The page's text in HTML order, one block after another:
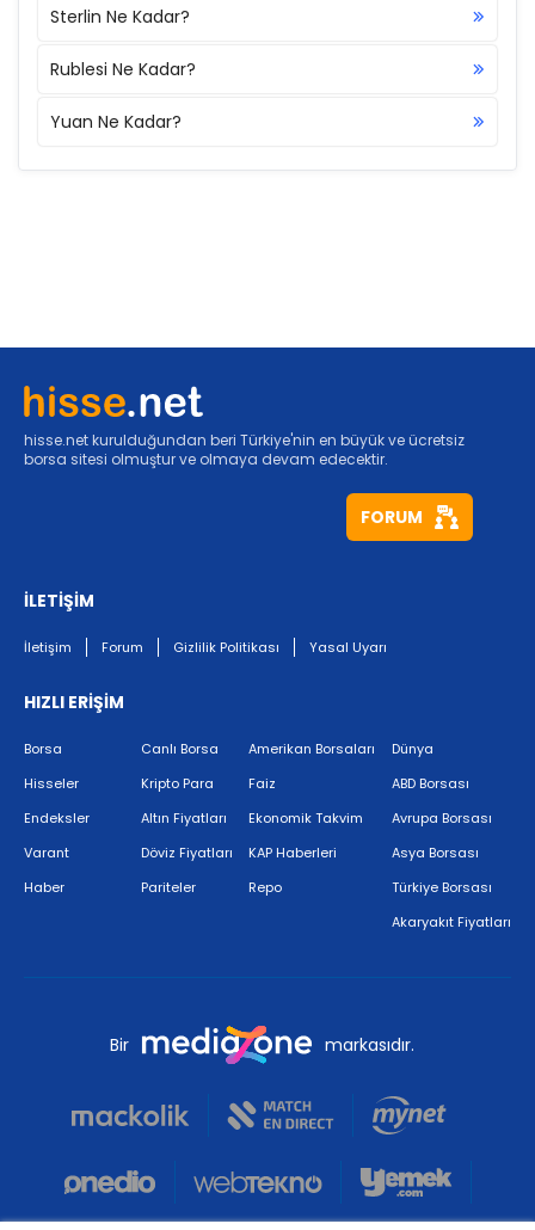
Sterlin Ne Kadar?
Rublesi Ne Kadar?
Yuan Ne Kadar?
hisse.net kurulduğundan beri Türkiye'nin en büyük ve ücretsiz
borsa sitesi olmuştur ve olmaya devam edecektir.
FORUM
İLETİŞİM
İletişim Forum Gizlilik Politikası Yasal Uyarı
HIZLI ERİŞİM
Borsa
Hisseler
Endeksler
Varant
Haber
Canlı Borsa
Kripto Para
Altın Fiyatları
Döviz Fiyatları
Pariteler
Amerikan Borsaları
Faiz
Ekonomik Takvim
KAP Haberleri
Repo
Dünya
ABD Borsası
Avrupa Borsası
Asya Borsası
Türkiye Borsası
Akaryakıt Fiyatları
Bir markasıdır.